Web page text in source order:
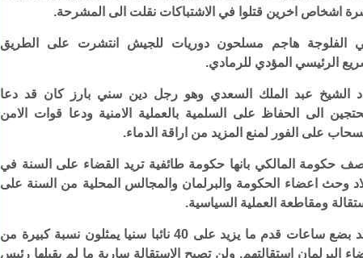
اشخاص اخرين قتلوا في الاشتباكات نقلت الى المشرحة.
الفلوجة هاجم مسلحون دوريات للجيش انتشرت على الطريق
الرئيسي المؤدي للرمادي.
الشيخ عبد الملك السعدي وهو رجل دين سني بارز كان قد دعا
الى الحفاظ على السلمية بالعملية الامنية ودعا قوات الامن
على الفور لمنع المزيد من اراقة الدماء.
حكومة المالكي بانها حكومة طائفية تريد القضاء على السنة في
وحث اعضاء الحكومة والبرلمان والمجالس المحلية من السنة على
ومقاطعة العملية السياسية.
وبعد بضع ساعات قدم ما يزيد على 40 نائبا سنيا يمثلون نسبة كبيرة من
البرلمان استقالتهم. ولن تصبح الاستقالة سارية ما لم يقبلها رئيس